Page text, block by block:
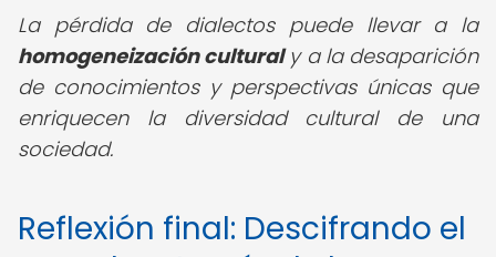
La pérdida de dialectos puede llevar a la
homogeneización culturaly a la desaparición
de conocimientos y perspectivas únicas que
enriquecen la diversidad cultural de una
sociedad.
Reflexión final: Descifrando el